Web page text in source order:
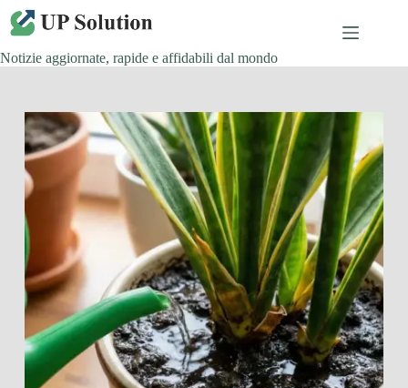
Salta
contenuto
Notizie aggiornate, rapide e affidabili dal mondo